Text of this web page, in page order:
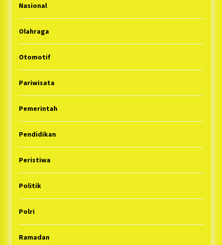
Nasional
Olahraga
Otomotif
Pariwisata
Pemerintah
Pendidikan
Peristiwa
Politik
Polri
Ramadan